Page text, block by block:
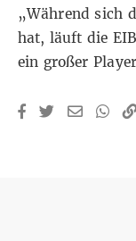
„Während sich
hat, läuft die
ein großer